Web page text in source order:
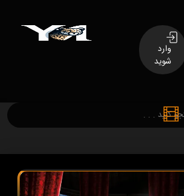
وارد
شوید